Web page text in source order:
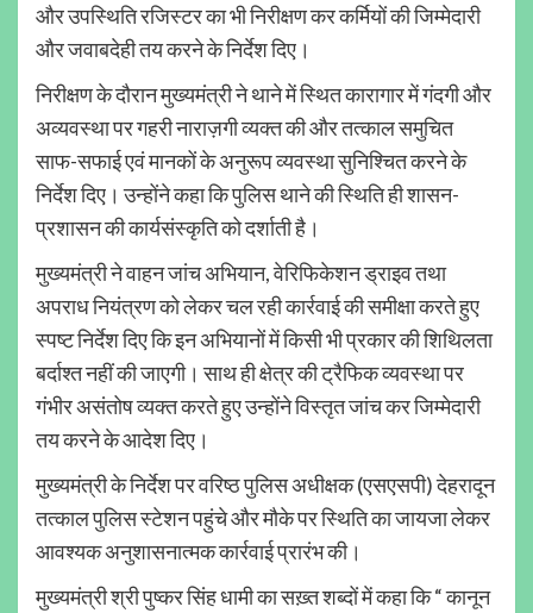
और उपस्थिति रजिस्टर का भी निरीक्षण कर कर्मियों की जिम्मेदारी
और जवाबदेही तय करने के निर्देश दिए।
निरीक्षण के दौरान मुख्यमंत्री ने थाने में स्थित कारागार में गंदगी और
अव्यवस्था पर गहरी नाराज़गी व्यक्त की और तत्काल समुचित
साफ-सफाई एवं मानकों के अनुरूप व्यवस्था सुनिश्चित करने के
निर्देश दिए। उन्होंने कहा कि पुलिस थाने की स्थिति ही शासन-
प्रशासन की कार्यसंस्कृति को दर्शाती है।
मुख्यमंत्री ने वाहन जांच अभियान, वेरिफिकेशन ड्राइव तथा
अपराध नियंत्रण को लेकर चल रही कार्रवाई की समीक्षा करते हुए
स्पष्ट निर्देश दिए कि इन अभियानों में किसी भी प्रकार की शिथिलता
बर्दाश्त नहीं की जाएगी। साथ ही क्षेत्र की ट्रैफिक व्यवस्था पर
गंभीर असंतोष व्यक्त करते हुए उन्होंने विस्तृत जांच कर जिम्मेदारी
तय करने के आदेश दिए।
मुख्यमंत्री के निर्देश पर वरिष्ठ पुलिस अधीक्षक (एसएसपी) देहरादून
तत्काल पुलिस स्टेशन पहुंचे और मौके पर स्थिति का जायजा लेकर
आवश्यक अनुशासनात्मक कार्रवाई प्रारंभ की।
मुख्यमंत्री श्री पुष्कर सिंह धामी का सख़्त शब्दों में कहा कि “ कानून